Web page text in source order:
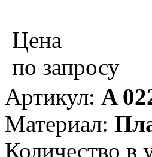
Цена
по запросу
Артикул: A
Материал:
Количество в